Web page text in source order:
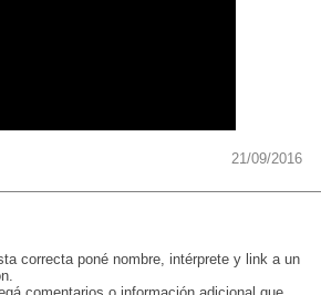
21/09/2016
correcta poné nombre, intérprete y link a un